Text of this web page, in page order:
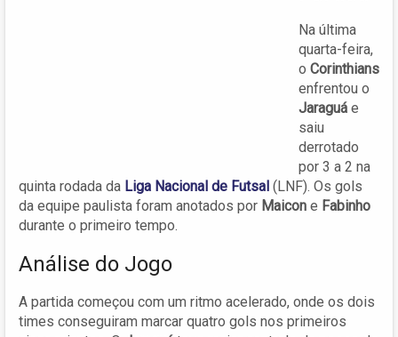
Na última
quarta-feira,
o Corinthians
enfrentou o
Jaraguá e
saiu
derrotado
por 3 a 2 na
quinta rodada da Liga Nacional de Futsal (LNF). Os gols
da equipe paulista foram anotados por Maicon e Fabinho
durante o primeiro tempo.
Análise do Jogo
A partida começou com um ritmo acelerado, onde os dois
times conseguiram marcar quatro gols nos primeiros